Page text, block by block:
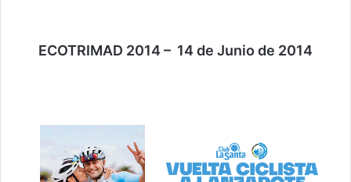
ECOTRIMAD 2014 – 14 de Junio de 2014